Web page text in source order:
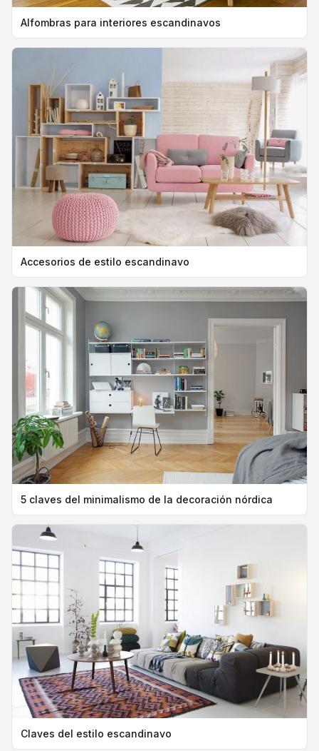
Alfombras para interiores escandinavos
Accesorios de estilo escandinavo
5 claves del minimalismo de la decoración nórdica
Claves del estilo escandinavo